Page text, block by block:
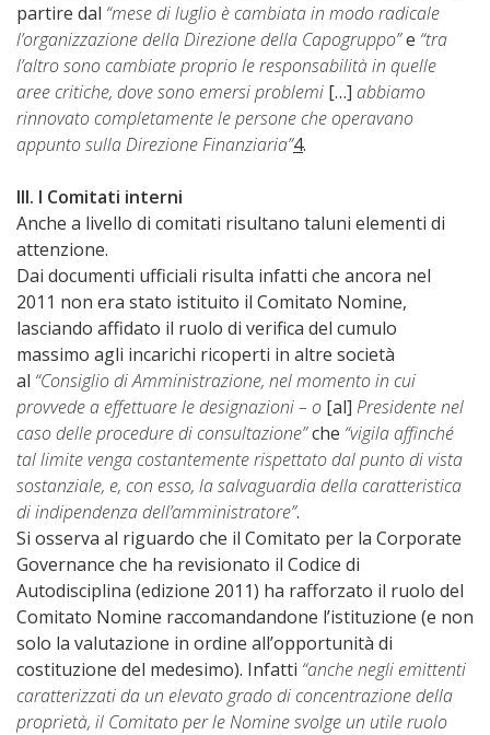
partire dal “mese di luglio è cambiata in modo radicale
l’organizzazione della Direzione della Capogruppo”e “tra
l’altro sono cambiate proprio le responsabilità in quelle
aree critiche, dove sono emersi problemi […] abbiamo
rinnovato completamente le persone che operavano
appunto sulla Direzione Finanziaria”4.
III. I Comitati interni
Anche a livello di comitati risultano taluni elementi di
attenzione.
Dai documenti ufficiali risulta infatti che ancora nel
2011 non era stato istituito il Comitato Nomine,
lasciando affidato il ruolo di verifica del cumulo
massimo agli incarichi ricoperti in altre società
al “Consiglio di Amministrazione, nel momento in cui
provvede a effettuare le designazioni – o [al] Presidente nel
caso delle procedure di consultazione”che “vigila affinché
tal limite venga costantemente rispettato dal punto di vista
sostanziale, e, con esso, la salvaguardia della caratteristica
di indipendenza dell’amministratore”.
Si osserva al riguardo che il Comitato per la Corporate
Governance che ha revisionato il Codice di
Autodisciplina (edizione 2011) ha rafforzato il ruolo del
Comitato Nomine raccomandandone l’istituzione (e non
solo la valutazione in ordine all’opportunità di
costituzione del medesimo). Infatti “anche negli emittenti
caratterizzati da un elevato grado di concentrazione della
proprietà, il Comitato per le Nomine svolge un utile ruolo